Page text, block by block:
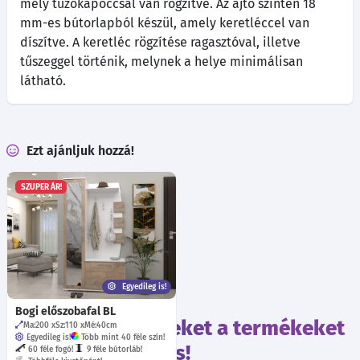
mely tűzőkapoccsal van rögzítve. Az ajtó szintén 18
mm-es bútorlapból készül, amely keretléccel van
díszítve. A keretléc rögzítése ragasztóval, illetve
tűszeggel történik, melynek a helye minimálisan
látható.
Ezt ajánljuk hozzá!
SZUPER ÁR!
Egyedileg is!
Bogi előszobafal BL
Ma:200 Sz:110 Mé:40cm
Egyedileg is!
Több mint 40 féle szín!
60 féle fogó!
9 féle bútorláb!
Tekintsd meg ezeket a termékeket
is!